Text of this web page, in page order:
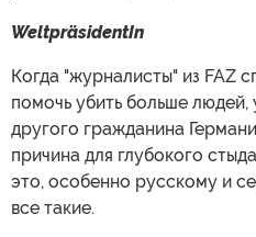
WeltpräsidentIn
Когда "журналисты" из FAZ
помочь убить больше людей,
другого гражданина
причина для глубокого
это, особенно русскому и
все такие.